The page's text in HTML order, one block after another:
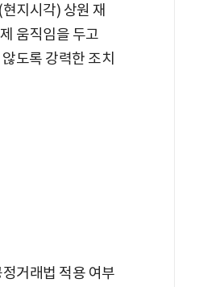
지시각) 상원 재
움직임을 두고
도록 강력한 조치
거래법 적용 여부